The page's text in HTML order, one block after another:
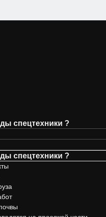
спецтехники ?
спецтехники ?